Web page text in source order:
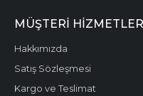
MÜŞTERI
Hakkımızda
Satış Sözleşmesi
Kargo ve Teslimat